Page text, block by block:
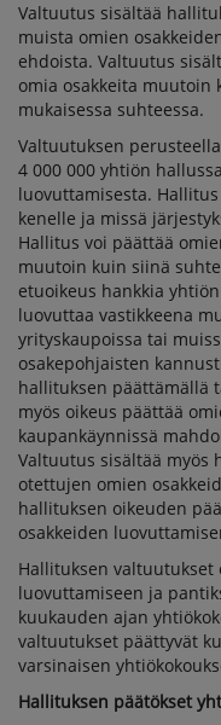
Valtuutus sisältää
muista omien
ehdoista. Valtuutus
omia osakkeita muutoin
mukaisessa suhteessa.
Valtuutuksen
4 000 000 yhtiön
luovuttamisesta.
kenelle ja missä
Hallitus voi päättää
muutoin kuin siinä
etuoikeus hankkia
luovuttaa vastikkeena
yrityskaupoissa tai
osakepohjaisten
hallituksen päättämällä
myös oikeus päättää
kaupankäynnissä
Valtuutus sisältää myös
otettujen omien
hallituksen oikeuden
osakkeiden
Hallituksen valtuutukset
luovuttamiseen ja
kuukauden ajan
valtuutukset päättyvät
varsinaisen
Hallituksen päätökset